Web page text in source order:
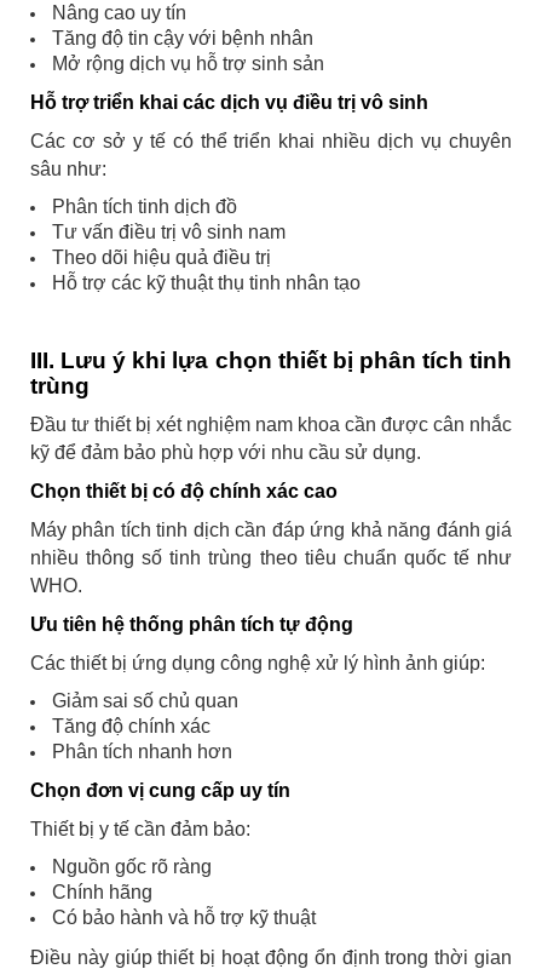
Nâng cao uy tín
Tăng độ tin cậy với bệnh nhân
Mở rộng dịch vụ hỗ trợ sinh sản
Hỗ trợ triển khai các dịch vụ điều trị vô sinh
Các cơ sở y tế có thể triển khai nhiều dịch vụ chuyên
sâu như:
Phân tích tinh dịch đồ
Tư vấn điều trị vô sinh nam
Theo dõi hiệu quả điều trị
Hỗ trợ các kỹ thuật thụ tinh nhân tạo
III. Lưu ý khi lựa chọn thiết bị phân tích tinh
trùng
Đầu tư thiết bị xét nghiệm nam khoa cần được cân nhắc
kỹ để đảm bảo phù hợp với nhu cầu sử dụng.
Chọn thiết bị có độ chính xác cao
Máy phân tích tinh dịch cần đáp ứng khả năng đánh giá
nhiều thông số tinh trùng theo tiêu chuẩn quốc tế như
WHO.
Ưu tiên hệ thống phân tích tự động
Các thiết bị ứng dụng công nghệ xử lý hình ảnh giúp:
Giảm sai số chủ quan
Tăng độ chính xác
Phân tích nhanh hơn
Chọn đơn vị cung cấp uy tín
Thiết bị y tế cần đảm bảo:
Nguồn gốc rõ ràng
Chính hãng
Có bảo hành và hỗ trợ kỹ thuật
Điều này giúp thiết bị hoạt động ổn định trong thời gian